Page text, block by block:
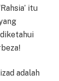
itu
adalah